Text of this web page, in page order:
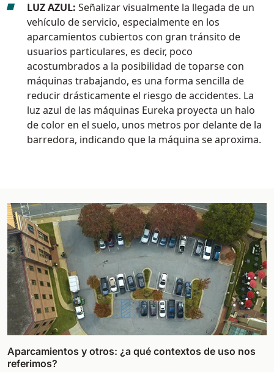
LUZ AZUL: Señalizar visualmente la llegada de un
vehículo de servicio, especialmente en los
aparcamientos cubiertos con gran tránsito de
usuarios particulares, es decir, poco
acostumbrados a la posibilidad de toparse con
máquinas trabajando, es una forma sencilla de
reducir drásticamente el riesgo de accidentes. La
luz azul de las máquinas Eureka proyecta un halo
de color en el suelo, unos metros por delante de la
barredora, indicando que la máquina se aproxima.
Aparcamientos y otros: ¿a qué contextos de uso nos
referimos?